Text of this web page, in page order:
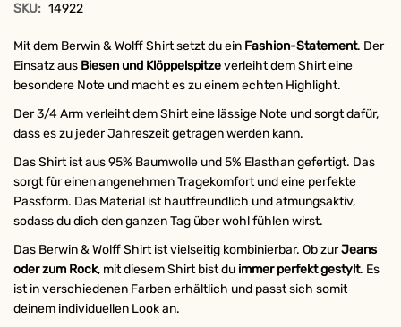
SKU: 14922
Mit dem Berwin & Wolff Shirt setzt du ein Fashion-Statement. Der
Einsatz aus Biesen und Klöppelspitzeverleiht dem Shirt eine
besondere Note und macht es zu einem echten Highlight.
Der 3/4 Arm verleiht dem Shirt eine lässige Note und sorgt dafür,
dass es zu jeder Jahreszeit getragen werden kann.
Das Shirt ist aus 95% Baumwolle und 5% Elasthan gefertigt. Das
sorgt für einen angenehmen Tragekomfort und eine perfekte
Passform. Das Material ist hautfreundlich und atmungsaktiv,
sodass du dich den ganzen Tag über wohl fühlen wirst.
Das Berwin & Wolff Shirt ist vielseitig kombinierbar. Ob zurJeans
oder zum Rock, mit diesem Shirt bist du immer perfekt gestylt. Es
ist in verschiedenen Farben erhältlich und passt sich somit
deinem individuellen Look an.